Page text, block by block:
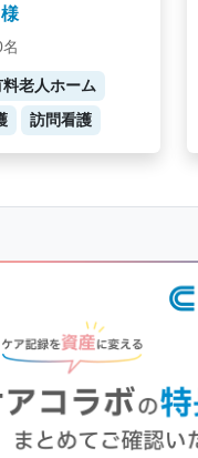
老人ホーム
訪問看護